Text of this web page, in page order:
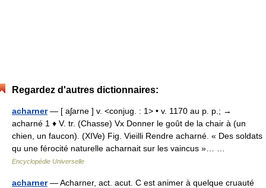
Regardez d'autres dictionnaires:
acharner— [ aʃarne ] v. <conjug. : 1> • v. 1170 au p. p.; →
acharné 1 ♦ V. tr. (Chasse) Vx Donner le goût de la chair à (un
chien, un faucon). (XIVe) Fig. Vieilli Rendre acharné. « Des soldats
qu une férocité naturelle acharnait sur les vaincus »… …
Encyclopédie Universelle
acharner— Acharner, act. acut. C est animer à quelque cruauté